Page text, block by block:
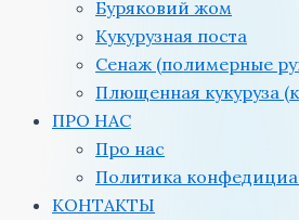
Буряковий жом
Кукурузная поста
Сенаж (полимерные
Плющенная кукуруза
ПРО НАС
Про нас
Политика
КОНТАКТЫ